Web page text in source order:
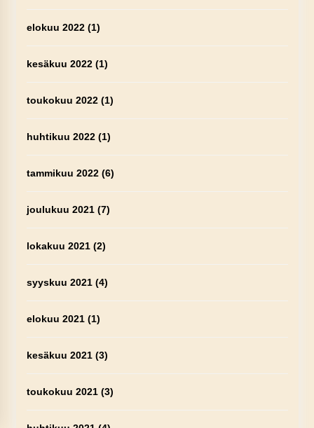
elokuu 2022(1)
kesäkuu 2022(1)
toukokuu 2022(1)
huhtikuu 2022(1)
tammikuu 2022(6)
joulukuu 2021(7)
lokakuu 2021(2)
syyskuu 2021(4)
elokuu 2021(1)
kesäkuu 2021(3)
toukokuu 2021(3)